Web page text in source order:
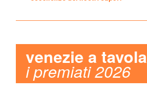
venezie a tavola
i premiati 2026